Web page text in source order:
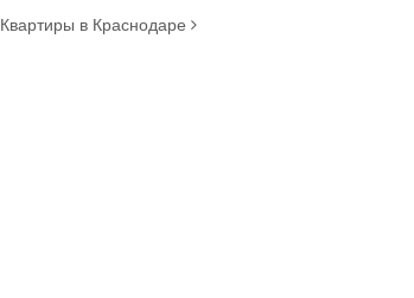
Квартиры в Краснодаре